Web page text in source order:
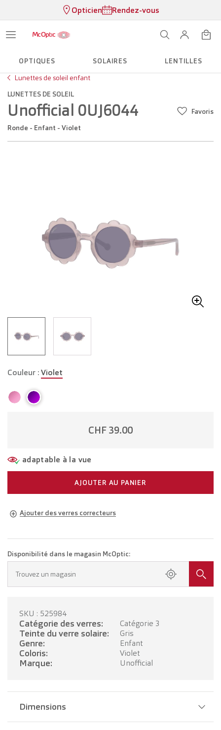
Opticien Rendez-vous
OPTIQUES SOLAIRES
LENTILLES
Lunettes de soleil enfant
LUNETTES DE SOLEIL
Unofficial 0UJ6044
Ronde - Enfant - Violet
Favoris
Couleur :Violet
CHF 39.00
adaptable à la vue
AJOUTER AU PANIER
Ajouter des verres correcteurs
Lunettes avec verres unifocaux
PRENDRE RENDEZ-VOUS
Disponibilité dans le magasin McOptic:
Trouvez un magasin
SKU : 525984
Catégorie des verres: Catégorie 3
Teinte du verre solaire: Gris
Genre: Enfant
Coloris: Violet
Marque: Unofficial
Dimensions